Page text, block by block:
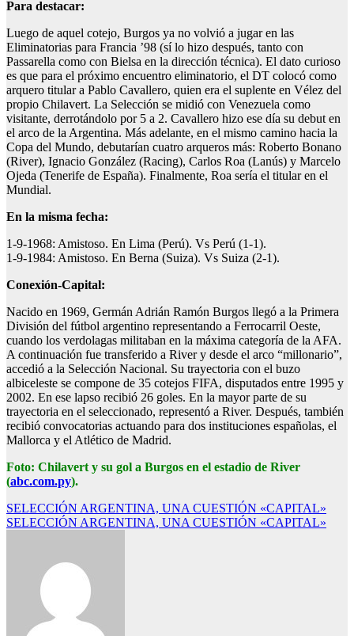
Para destacar:
Luego de aquel cotejo, Burgos ya no volvió a jugar en las
Eliminatorias para Francia ’98 (sí lo hizo después, tanto con
Passarella como con Bielsa en la dirección técnica). El dato curioso
es que para el próximo encuentro eliminatorio, el DT colocó como
arquero titular a Pablo Cavallero, quien era el suplente en Vélez del
propio Chilavert. La Selección se midió con Venezuela como
visitante, derrotándolo por 5 a 2. Cavallero hizo ese día su debut en
el arco de la Argentina. Más adelante, en el mismo camino hacia la
Copa del Mundo, debutarían cuatro arqueros más: Roberto Bonano
(River), Ignacio González (Racing), Carlos Roa (Lanús) y Marcelo
Ojeda (Tenerife de España). Finalmente, Roa sería el titular en el
Mundial.
En la misma fecha:
1-9-1968: Amistoso. En Lima (Perú). Vs Perú (1-1).
1-9-1984: Amistoso. En Berna (Suiza). Vs Suiza (2-1).
Conexión-Capital:
Nacido en 1969, Germán Adrián Ramón Burgos llegó a la Primera
División del fútbol argentino representando a Ferrocarril Oeste,
cuando los verdolagas militaban en la máxima categoría de la AFA.
A continuación fue transferido a River y desde el arco “millonario”,
accedió a la Selección Nacional. Su trayectoria con el buzo
albiceleste se compone de 35 cotejos FIFA, disputados entre 1995 y
2002. En ese lapso recibió 26 goles. En la mayor parte de su
trayectoria en el seleccionado, representó a River. Después, también
recibió convocatorias actuando para dos instituciones españolas, el
Mallorca y el Atlético de Madrid.
Foto: Chilavert y su gol a Burgos en el estadio de River
(abc.com.py).
Navegación
de
SELECCIÓN ARGENTINA, UNA CUESTIÓN «CAPITAL»
SELECCIÓN ARGENTINA, UNA CUESTIÓN «CAPITAL»